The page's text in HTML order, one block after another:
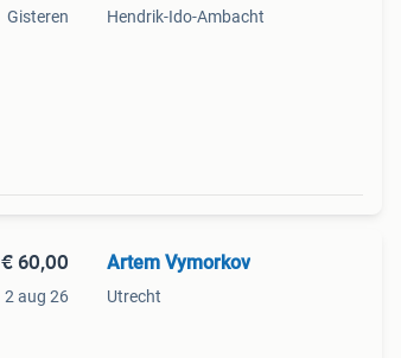
Gisteren Hendrik-Ido-Ambacht
€ 60,00
2 aug 26
Artem Vymorkov
Utrecht